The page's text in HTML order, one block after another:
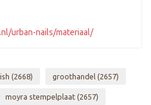
urban-nails/materiaal/
(2668) groothandel (2657)
moyra stempelplaat (2657)